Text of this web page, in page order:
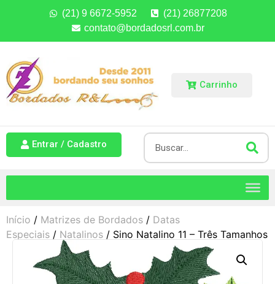
(21) 9 6672-5952
(21) 26877208
contato@bordadosrl.com.br
Carrinho
Entrar / Cadastro
Início / Matrizes de Bordados / Datas
Especiais / Natalinos / Sino Natalino 11 – Três Tamanhos